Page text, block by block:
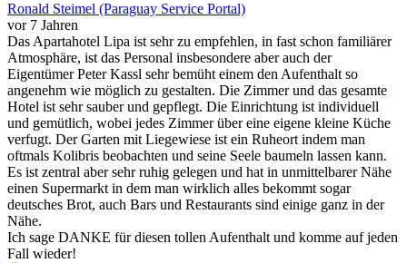
Ronald Steimel (Paraguay Service Portal)
vor 7 Jahren
Das Apartahotel Lipa ist sehr zu empfehlen, in fast schon familiärer
Atmosphäre, ist das Personal insbesondere aber auch der
Eigentümer Peter Kassl sehr bemüht einem den Aufenthalt so
angenehm wie möglich zu gestalten. Die Zimmer und das gesamte
Hotel ist sehr sauber und gepflegt. Die Einrichtung ist individuell
und gemütlich, wobei jedes Zimmer über eine eigene kleine Küche
verfugt. Der Garten mit Liegewiese ist ein Ruheort indem man
oftmals Kolibris beobachten und seine Seele baumeln lassen kann.
Es ist zentral aber sehr ruhig gelegen und hat in unmittelbarer Nähe
einen Supermarkt in dem man wirklich alles bekommt sogar
deutsches Brot, auch Bars und Restaurants sind einige ganz in der
Nähe.
Ich sage DANKE für diesen tollen Aufenthalt und komme auf jeden
Fall wieder!